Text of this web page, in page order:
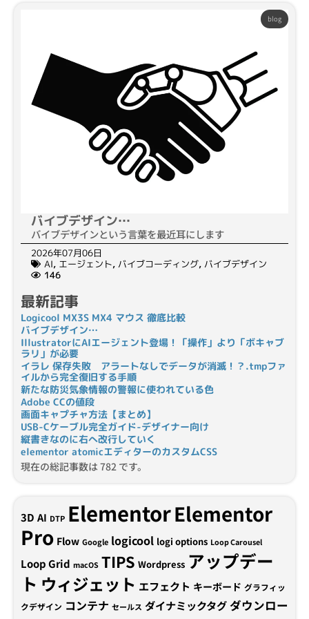
blog
バイブデザイン…
バイブデザインという言葉を最近耳にします
2026年07月06日
AI, エージェント, バイブコーディング, バイブデザイン
146
最新記事
Logicool MX3S MX4 マウス 徹底比較
バイブデザイン…
IllustratorにAIエージェント登場！「操作」より「ボキャブ
ラリ」が必要
イラレ 保存失敗 アラートなしでデータが消滅！？.tmpファ
イルから完全復旧する手順
新たな防災気象情報の警報に使われている色
Adobe CCの値段
画面キャプチャ方法【まとめ】
USB-Cケーブル完全ガイド-デザイナー向け
縦書きなのに右へ改行していく
elementor atomicエディターのカスタムCSS
現在の総記事数は 782 です。
3D AI DTP ElementorElementor
Pro Flow Google logicool logi options Loop Carousel
Loop Grid macOS TIPS Wordpress アップデー
ト ウィジェット エフェクト キーボード グラフィッ
クデザイン コンテナ セールス ダイナミックタグダウンロー